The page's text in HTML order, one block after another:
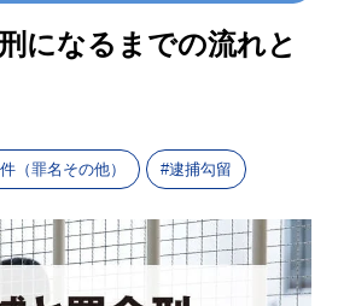
相談
になるまでの流れと
（罪名その他） 逮捕勾留